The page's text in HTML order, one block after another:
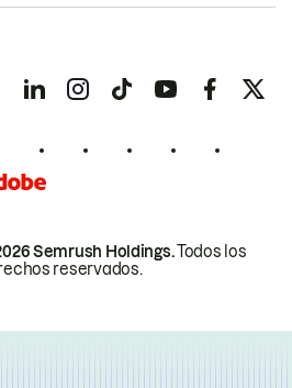
Semrush Holdings.Todos los
reservados.